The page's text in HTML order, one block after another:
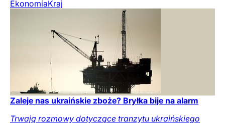
EkonomiaKraj
Zaleje nas ukraińskie zboże? Bryłka bije na alarm
Trwają rozmowy dotyczące tranzytu ukraińskiego